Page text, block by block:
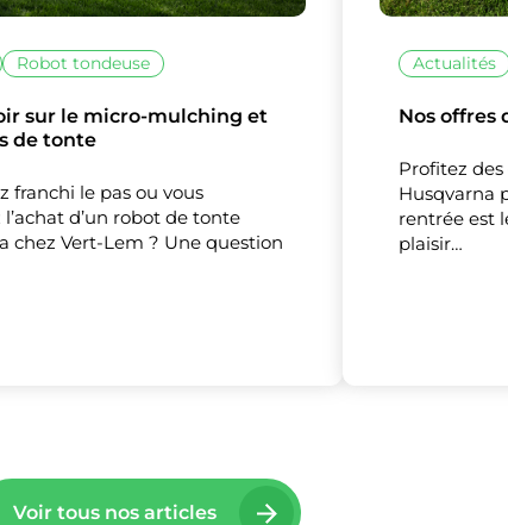
et vous donne le contrôle sur ceux
vous souhaitez activer
Robot tondeuse
sur le micro-mulching et
de tonte
franchi le pas ou vous
d’un robot de tonte
chez Vert-Lem ? Une question
Actualités
Nos offres
Profitez
Husqvarna
rentrée est
plaisir…
Voir tous nos articles